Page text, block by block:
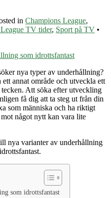
in Champions League,
TV tider, Sport på TV •
nya typer av underhållning?
annat område och utveckla ett
Att söka efter utveckling
få dig att ta steg ut från din
som människa och ha riktigt
något nytt kan vara lite
nya varianter av underhållning
som idrottsfantast